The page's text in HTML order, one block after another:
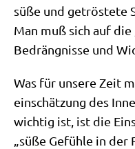
süße und getrö­ste­te
Man muß sich auf
Bedräng­nis­se und
Was für unse­re Zeit
ein­schät­zung des
wich­tig ist, ist die
„süße Gefüh­le in der